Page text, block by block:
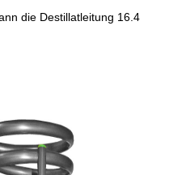
die Destillatleitung 16.4